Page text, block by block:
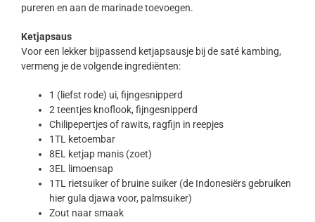
pureren en aan de marinade toevoegen.
Ketjapsaus
Voor een lekker bijpassend ketjapsausje bij de saté kambing,
vermeng je de volgende ingrediënten:
1 (liefst rode) ui, fijngesnipperd
2 teentjes knoflook, fijngesnipperd
Chilipepertjes of rawits, ragfijn in reepjes
1TL ketoembar
8EL ketjap manis (zoet)
3EL limoensap
1TL rietsuiker of bruine suiker (de Indonesiërs gebruiken
hier gula djawa voor, palmsuiker)
Zout naar smaak